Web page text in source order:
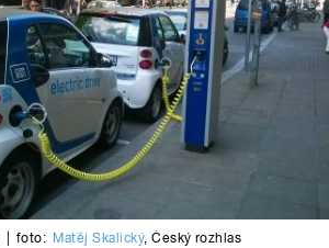
foto: Matěj Skalický,Český rozhlas